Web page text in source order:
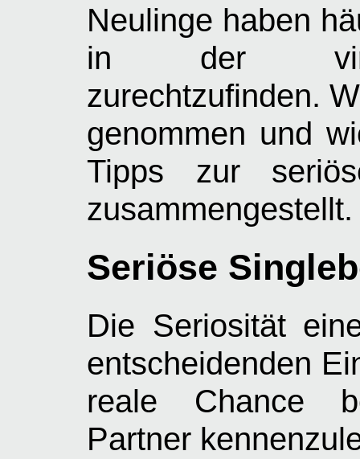
Neulinge haben
in der
zurechtzufinden.
genommen und
Tipps zur
zusammengestellt.
Seriöse
Die Seriosität
entscheidenden
reale Chance
Partner